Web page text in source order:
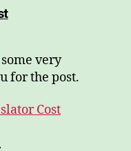
dio:
very
for the post.
Cost